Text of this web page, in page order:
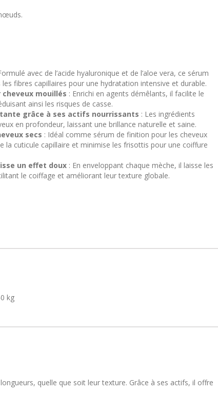
avec de l’acide hyaluronique et de l’aloe vera, ce sérum
fibres capillaires pour une hydratation intensive et durable.
mouillés : Enrichi en agents démêlants, il facilite le
ainsi les risques de casse.
grâce à ses actifs nourrissants : Les ingrédients
en profondeur, laissant une brillance naturelle et saine.
secs : Idéal comme sérum de finition pour les cheveux
la cuticule capillaire et minimise les frisottis pour une coiffure
un effet doux : En enveloppant chaque mèche, il laisse les
le coiffage et améliorant leur texture globale.
kg
quelle que soit leur texture. Grâce à ses actifs, il offre